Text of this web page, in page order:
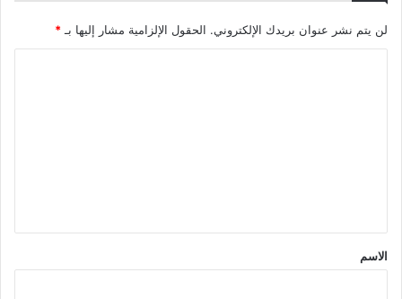
لن يتم نشر عنوان بريدك الإلكتروني. الحقول الإلزامية مشار إليها بـ *
*
الاسم